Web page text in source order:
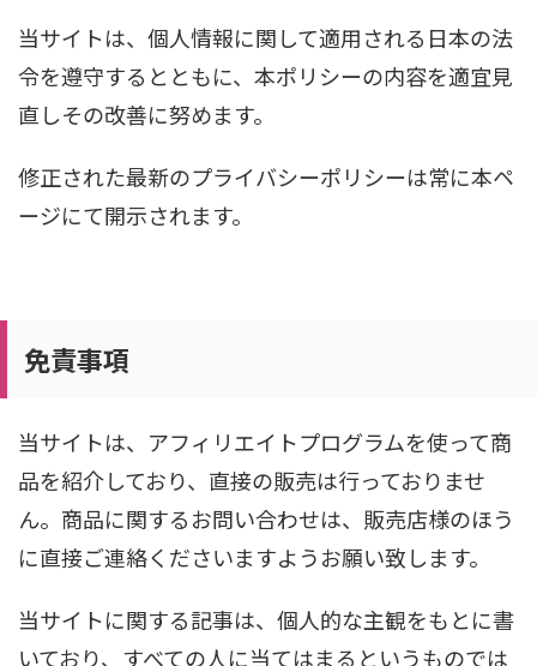
当サイトは、個人情報に関して適用される日本の法
令を遵守するとともに、本ポリシーの内容を適宜見
直しその改善に努めます。
修正された最新のプライバシーポリシーは常に本ペ
ージにて開示されます。
免責事項
当サイトは、アフィリエイトプログラムを使って商
品を紹介しており、直接の販売は行っておりませ
ん。商品に関するお問い合わせは、販売店様のほう
に直接ご連絡くださいますようお願い致します。
当サイトに関する記事は、個人的な主観をもとに書
いており、すべての人に当てはまるというものでは